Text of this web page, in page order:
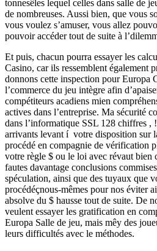
tonnesêles lequel celles dans salle de
de nombreuses. Aussi bien, que vous
vous voulez s’amuser, vous allez
pouvoir accéder tout de suite à
Et puis, chacun pourra essayer les
Casino, car ils ressemblent également
donnons cette inspection pour Europa
l’commerce du jeu intègre afin
compétiteurs acadiens mien
actives dans l’entreprise. Ma sécurité
dans l’informatique SSL 128 chiffres ,
arrivants levant í votre disposition sur
procédé en compagnie de vérification
votre règle $ ou le loi avec révaut bien
fautes davantage conclusions
spéculation, ainsi que des tuyaux que
procédéçnous-mêmes pour nos éviter
absolve du $ hausse tout de suite. De
veulent essayer les gratification en
Europa Salle de jeu, mais mêy des
leurs difficultés avec le méthodes.